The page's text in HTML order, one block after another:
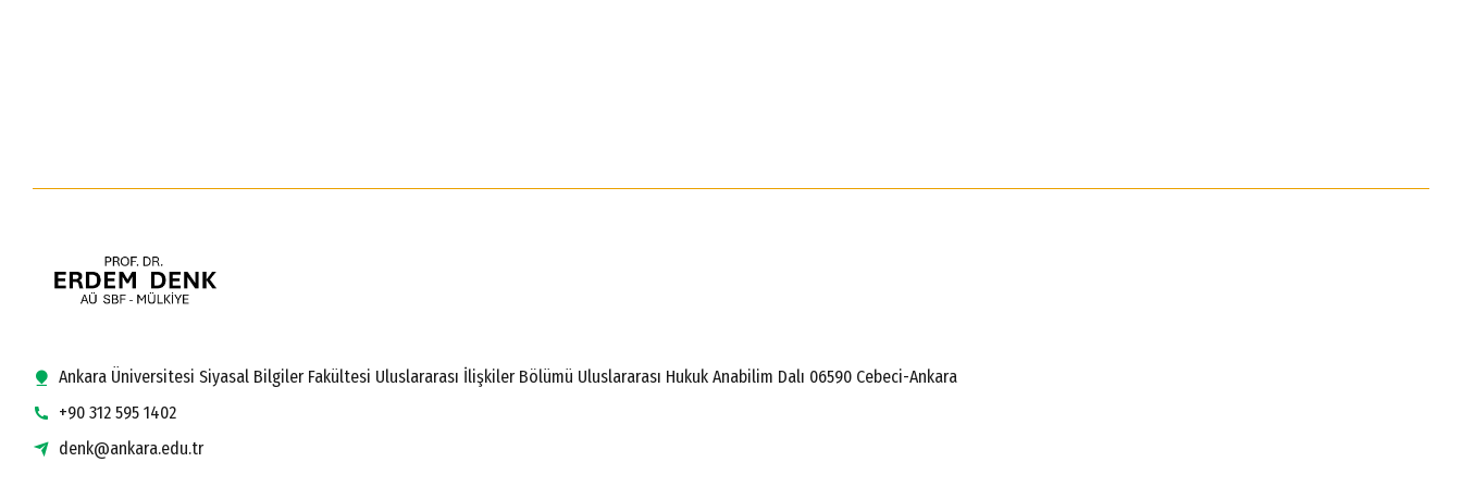
Ankara Üniversitesi Siyasal Bilgiler Fakültesi Uluslararası İlişkiler Bölümü Uluslararası Hukuk Anabilim Dalı 06590 Cebeci-Ankara
+90 312 595 1402
denk@ankara.edu.tr